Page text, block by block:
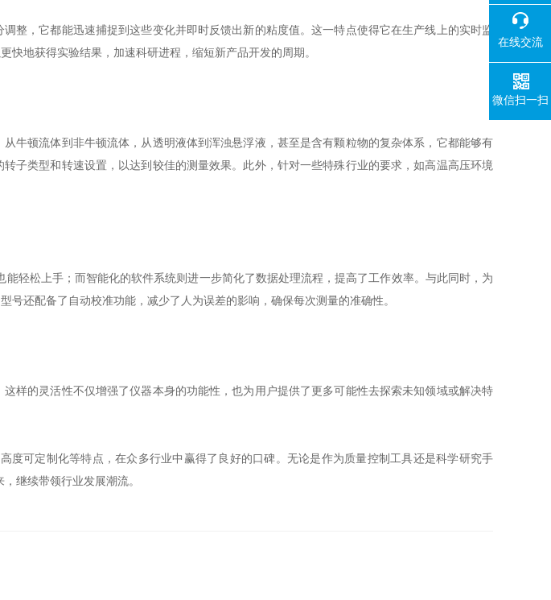
，它都能迅速捕捉到这些变化并即时反馈出新的粘度值。这一特点使得它在生产线上的实时监
地获得实验结果，加速科研进程，缩短新产品开发的周期。
顿流体到非牛顿流体，从透明液体到浑浊悬浮液，甚至是含有颗粒物的复杂体系，它都能够有
子类型和转速设置，以达到较佳的测量效果。此外，针对一些特殊行业的要求，如高温高压环境
松上手；而智能化的软件系统则进一步简化了数据处理流程，提高了工作效率。与此同时，为
还配备了自动校准功能，减少了人为误差的影响，确保每次测量的准确性。
的灵活性不仅增强了仪器本身的功能性，也为用户提供了更多可能性去探索未知领域或解决特
可定制化等特点，在众多行业中赢得了良好的口碑。无论是作为质量控制工具还是科学研究手
继续带领行业发展潮流。
在线交流
微信扫一扫